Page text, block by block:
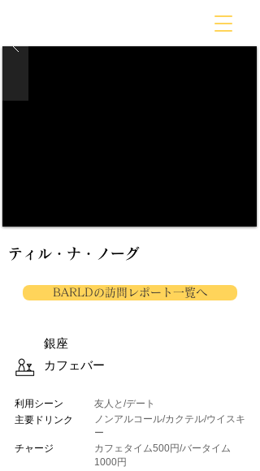
ティル・ナ・ノーグ
BARLDの訪問レポート一覧へ
銀座
カフェバー
利用シーン
主要ドリンク
チャージ
友人と/デート
ノンアルコール/カクテル/ウイスキ
ー
カフェタイム500円/バータイム
1000円